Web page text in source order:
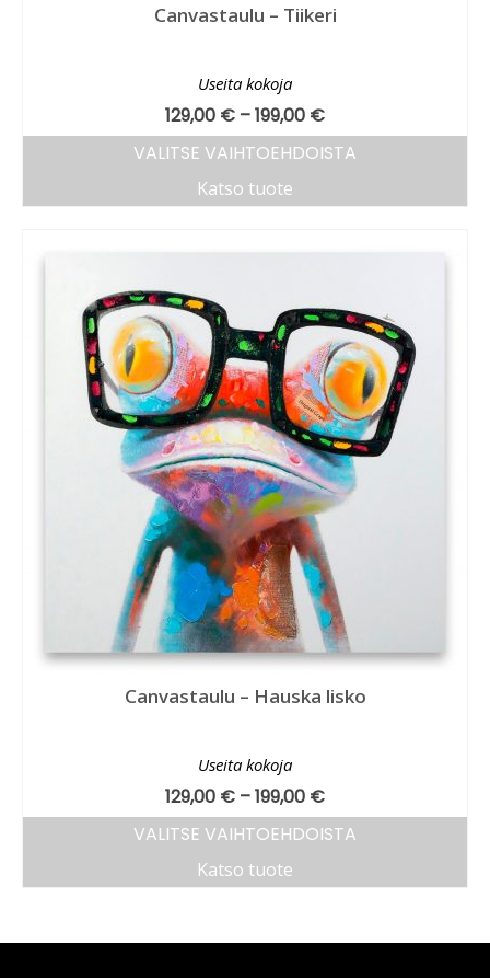
Canvastaulu – Tiikeri
Useita kokoja
129,00 € –199,00 €
VALITSE VAIHTOEHDOISTA
Katso tuote
Canvastaulu – Hauska lisko
Useita kokoja
129,00 € –199,00 €
VALITSE VAIHTOEHDOISTA
Katso tuote